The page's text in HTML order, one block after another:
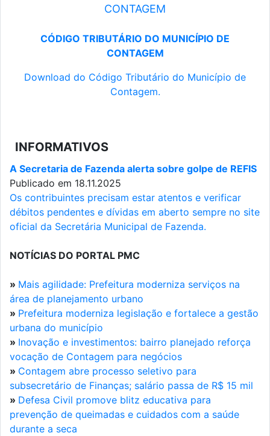
CONTAGEM
CÓDIGO TRIBUTÁRIO DO MUNICÍPIO DE
CONTAGEM
Download do Código Tributário do Município de
Contagem.
INFORMATIVOS
A Secretaria de Fazenda alerta sobre golpe de REFIS
Publicado em 18.11.2025
Os contribuintes precisam estar atentos e verificar
débitos pendentes e dívidas em aberto sempre no site
oficial da Secretária Municipal de Fazenda.
NOTÍCIAS DO PORTAL PMC
» Mais agilidade: Prefeitura moderniza serviços na
área de planejamento urbano
» Prefeitura moderniza legislação e fortalece a gestão
urbana do município
» Inovação e investimentos: bairro planejado reforça
vocação de Contagem para negócios
» Contagem abre processo seletivo para
subsecretário de Finanças; salário passa de R$ 15 mil
» Defesa Civil promove blitz educativa para
prevenção de queimadas e cuidados com a saúde
durante a seca